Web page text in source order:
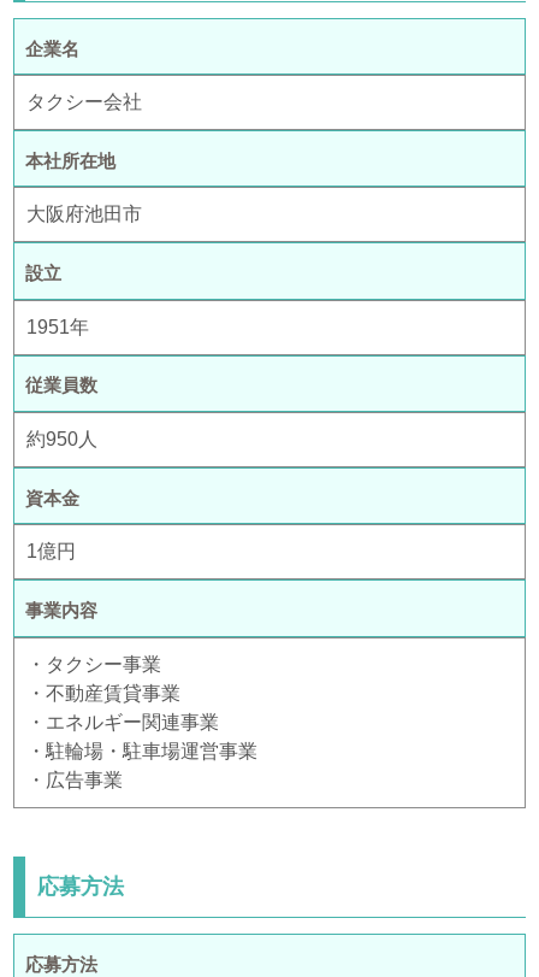
企業名
タクシー会社
本社所在地
大阪府池田市
設立
1951年
従業員数
約950人
資本金
1億円
事業内容
・タクシー事業
・不動産賃貸事業
・エネルギー関連事業
・駐輪場・駐車場運営事業
・広告事業
応募方法
応募方法